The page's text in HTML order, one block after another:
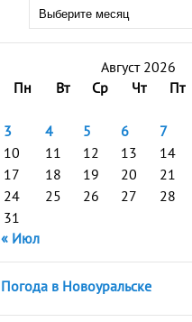
Август 2026
Пн
Вт Ср Чт Пт
3
4 5 6 7
10
11 12 13 14
17
18 19 20 21
24
25 26 27 28
31
« Июл
Погода в Новоуральске